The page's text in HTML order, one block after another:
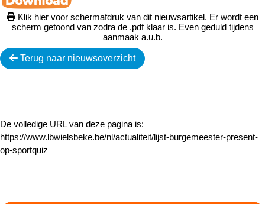
Klik hier voor schermafdruk van dit nieuwsartikel. Er wordt een
scherm getoond van zodra de .pdf klaar is. Even geduld tijdens
aanmaak a.u.b.
Terug naar nieuwsoverzicht
De volledige URL van deze pagina is:
https://www.lbwielsbeke.be/nl/actualiteit/lijst-burgemeester-present-
op-sportquiz